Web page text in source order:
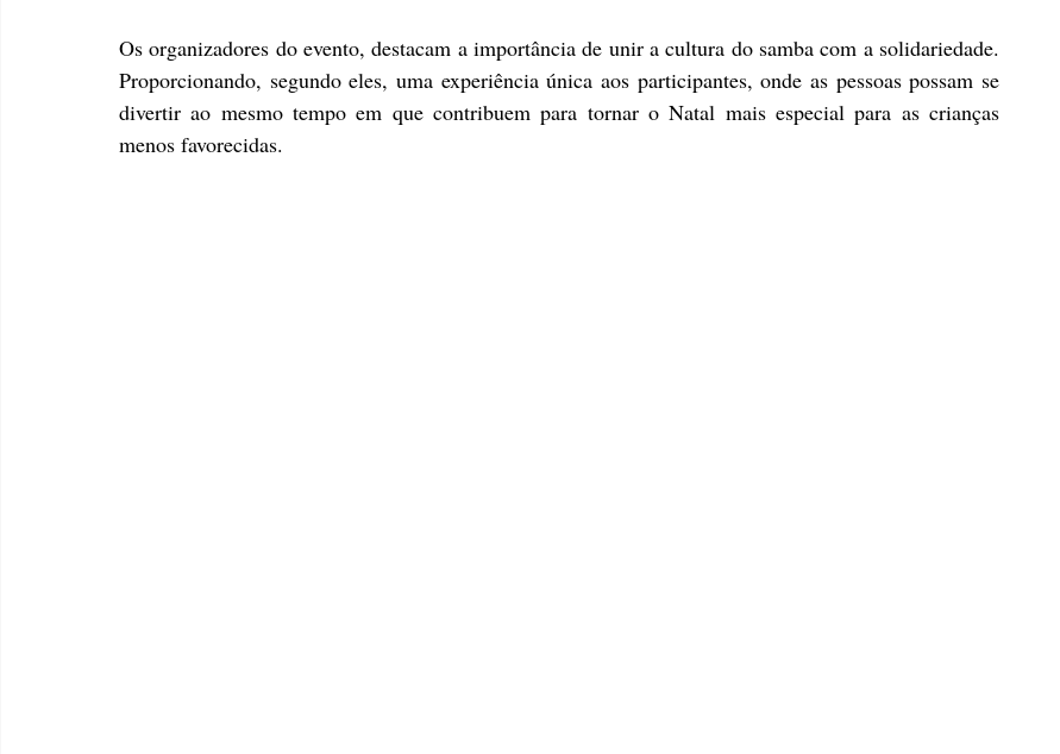
Os organizadores do evento, destacam a importância de unir a cultura do samba com a solidariedade.
Proporcionando, segundo eles, uma experiência única aos participantes, onde as pessoas possam se
divertir ao mesmo tempo em que contribuem para tornar o Natal mais especial para as crianças
menos favorecidas.